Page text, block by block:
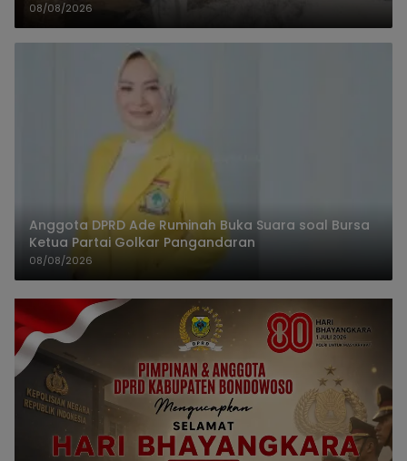
08/08/2026
Anggota DPRD Ade Ruminah Buka Suara soal Bursa
Ketua Partai Golkar Pangandaran
08/08/2026